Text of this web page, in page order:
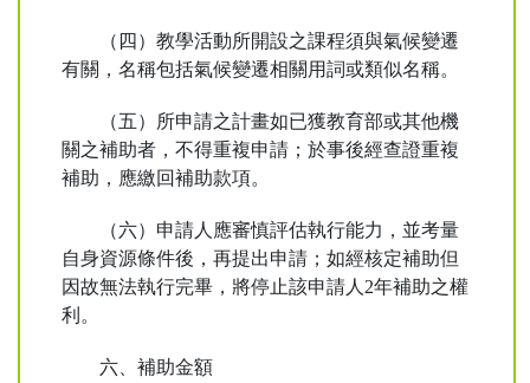
（四）教學活動所開設之課程須與氣候變遷
有關，名稱包括氣候變遷相關用詞或類似名稱。
（五）所申請之計畫如已獲教育部或其他機
關之補助者，不得重複申請；於事後經查證重複
補助，應繳回補助款項。
（六）申請人應審慎評估執行能力，並考量
自身資源條件後，再提出申請；如經核定補助但
因故無法執行完畢，將停止該申請人2年補助之權
利。
六、補助金額